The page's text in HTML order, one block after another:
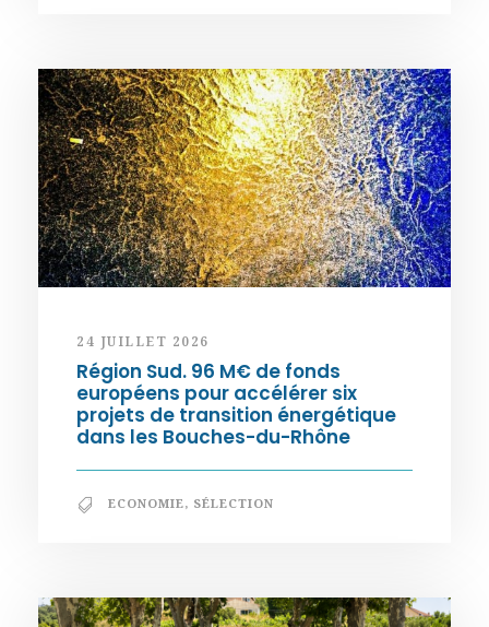
24 JUILLET 2026
Région Sud. 96 M€ de fonds
européens pour accélérer six
projets de transition énergétique
dans les Bouches-du-Rhône
ECONOMIE, SÉLECTION